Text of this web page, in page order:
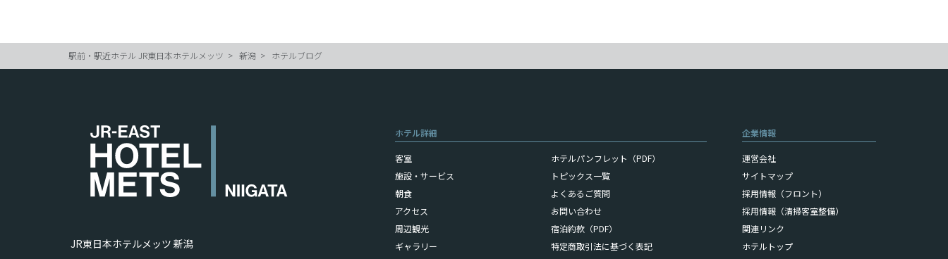
駅前・駅近ホテル JR東日本ホテルメッツ 新潟 ホテルブログ
ホテル詳細
客室
施設・サービス
朝食
アクセス
周辺観光
ギャラリー
ホテルパンフレット（PDF）
トピックス一覧
よくあるご質問
お問い合わせ
宿泊約款（PDF）
特定商取引法に基づく表記
企業情報
運営会社
サイトマップ
採用情報（フロント）
採用情報（清掃客室整備）
関連リンク
ホテルトップ
JR東日本ホテルメッツ 新潟